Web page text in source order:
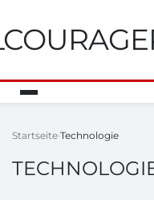
Startseite Technologie